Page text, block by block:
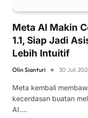
Meta AI Makin
1.1, Siap Jadi
Lebih Intuitif
Olin Sianturi 30 Juli
Meta kembali
kecerdasan buatan
AI.…